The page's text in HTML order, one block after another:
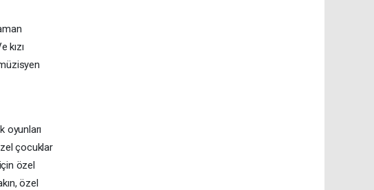
kızı
oyunları
çocuklar
özel
özel